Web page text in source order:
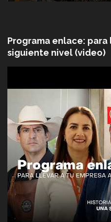
Programa enlace:
siguiente nivel (video)